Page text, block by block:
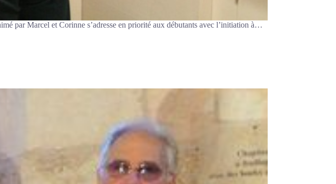
par Marcel et Corinne s’adresse en priorité aux débutants avec l’initiation à…